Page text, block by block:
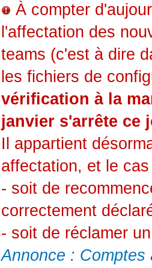
À compter
l'affectation des
teams (c'est à dire
les fichiers de
vérification à la
janvier s'arrête ce
Il appartient
affectation, et le
- soit de
correctement
- soit de réclamer
Annonce : Comptes